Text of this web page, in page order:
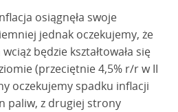
osiągnęła swoje
jednak oczekujemy, że
będzie kształtowała się
(przeciętnie 4,5% r/r w II
oczekujemy spadku inflacji
paliw, z drugiej strony